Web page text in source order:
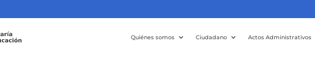
Quiénes somos Ciudadano Actos Administrativos